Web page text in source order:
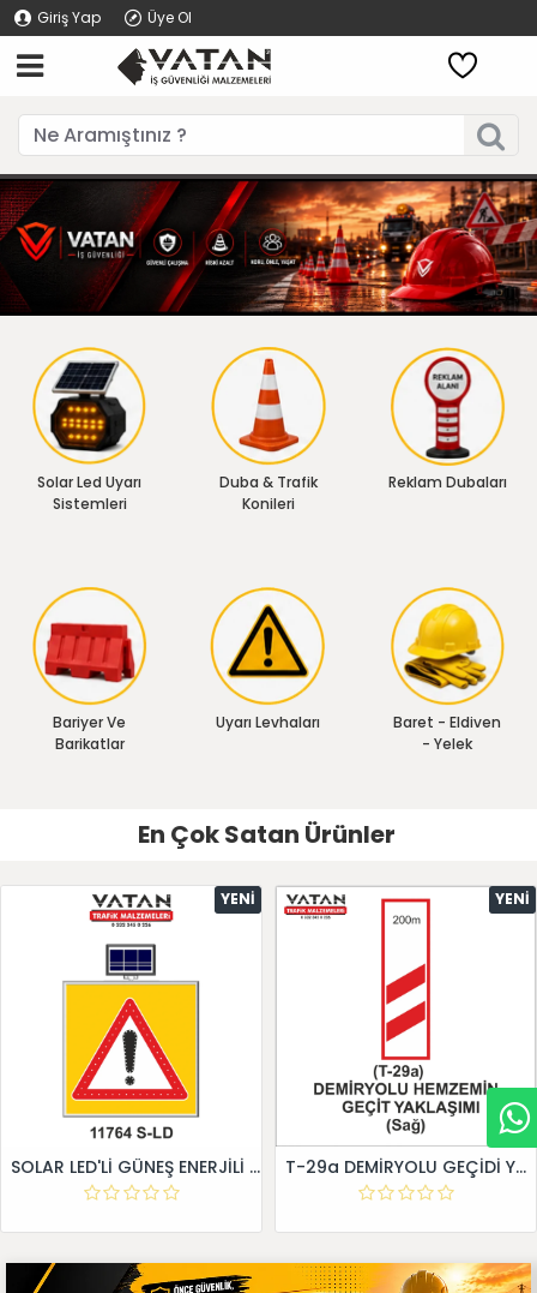
Giriş Yap Üye Ol
Solar Led Uyarı
Sistemleri
Duba & Trafik
Konileri
Reklam Dubaları
Bariyer Ve
Barikatlar
Uyarı Levhaları
Baret - Eldiven
- Yelek
En Çok Satan Ürünler
YENI
SOLAR LED'Lİ GÜNEŞ ENERJİLİ LEVHA
YENI
T-29a DEMİRYOLU GEÇİDİ YAKLAŞIM LEVHALARI (Sağ)